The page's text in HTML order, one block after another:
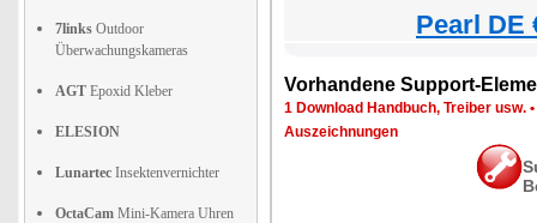
7links Outdoor
Überwachungskameras
AGT Epoxid Kleber
ELESION
Lunartec Insektenvernichter
OctaCam Mini-Kamera Uhren
Pearl DE
Vorhandene Support-
1 Download Handbuch, Treiber usw. •
Auszeichnungen